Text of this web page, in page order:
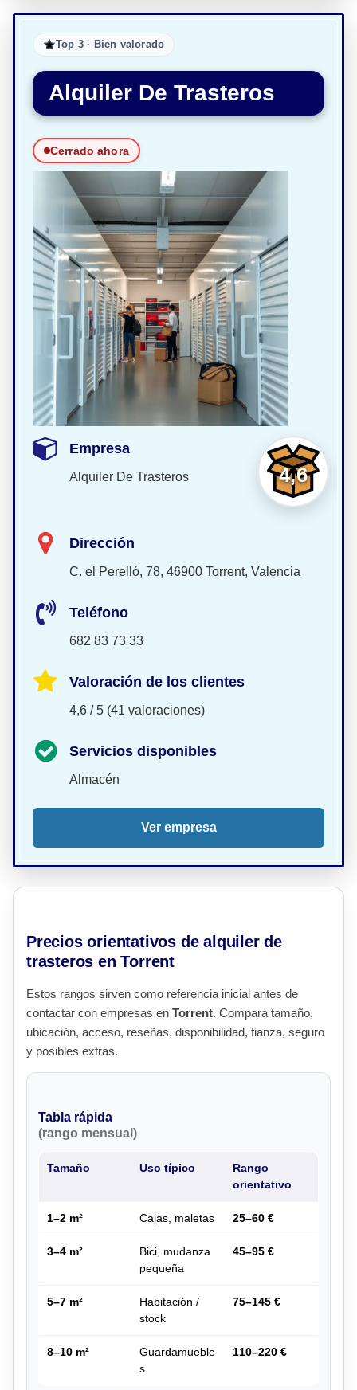
Top 3 · Bien valorado
Alquiler De Trasteros
Cerrado ahora
4,6
Empresa
Alquiler De Trasteros
Dirección
C. el Perelló, 78, 46900 Torrent, Valencia
Teléfono
682 83 73 33
Valoración de los clientes
4,6 / 5 (41 valoraciones)
Servicios disponibles
Almacén
Ver empresa
Precios orientativos de alquiler de
trasteros en Torrent
Estos rangos sirven como referencia inicial antes de
contactar con empresas en Torrent. Compara tamaño,
ubicación, acceso, reseñas, disponibilidad, fianza, seguro
y posibles extras.
Tabla rápida
(rango mensual)
Tamaño Uso típico
Rango
orientativo
1–2 m² Cajas, maletas 25–60 €
3–4 m²
Bici, mudanza
pequeña
45–95 €
5–7 m²
Habitación /
stock
75–145 €
8–10 m²
Guardamueble
s
110–220 €